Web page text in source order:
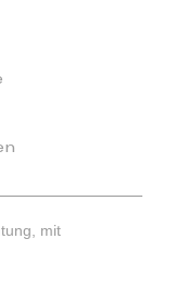
mit